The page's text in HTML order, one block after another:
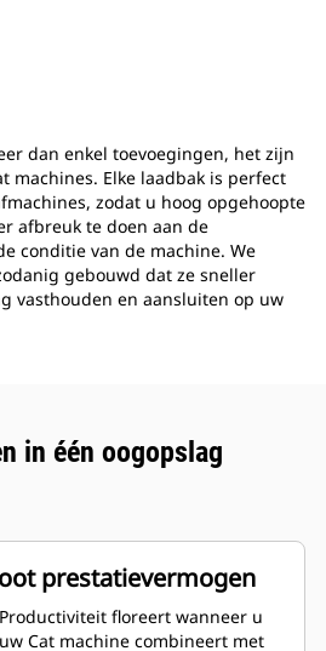
dan enkel toevoegingen, het zijn
machines. Elke laadbak is perfect
zodat u hoog opgehoopte
afbreuk te doen aan de
conditie van de machine. We
gebouwd dat ze sneller
vasthouden en aansluiten op uw
in één oogopslag
prestatievermogen
Productiviteit floreert wanneer u
uw Cat machine combineert met